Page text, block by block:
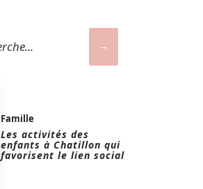
Famille
Les activités des
enfants à Chatillon qui
favorisent le lien social